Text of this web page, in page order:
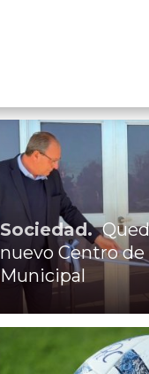
Sociedad.
nuevo Centro
Municipal